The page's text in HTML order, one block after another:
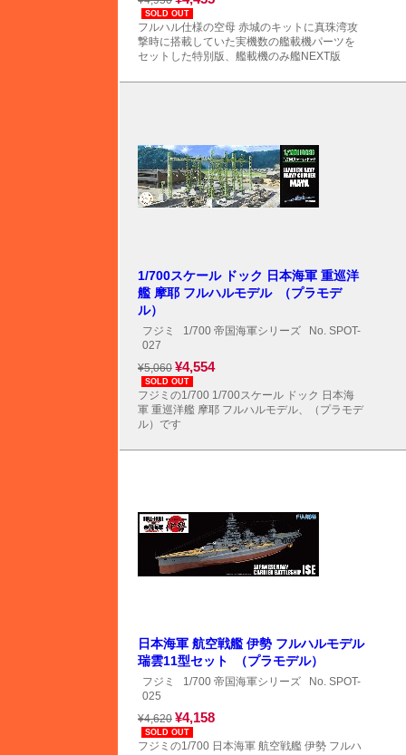
SOLD OUT
フルハル仕様の空母 赤城のキットに真珠湾攻
撃時に搭載していた実機数の艦載機パーツを
セットした特別版、艦載機のみ艦NEXT版
1/700スケール ドック 日本海軍 重巡洋
艦 摩耶 フルハルモデル （プラモデ
ル）
フジミ 1/700 帝国海軍シリーズ No. SPOT-
027
¥5,060 ¥4,554
SOLD OUT
フジミの1/700 1/700スケール ドック 日本海
軍 重巡洋艦 摩耶 フルハルモデル、（プラモデ
ル）です
日本海軍 航空戦艦 伊勢 フルハルモデル
瑞雲11型セット （プラモデル）
フジミ 1/700 帝国海軍シリーズ No. SPOT-
025
¥4,620 ¥4,158
SOLD OUT
フジミの1/700 日本海軍 航空戦艦 伊勢 フルハ